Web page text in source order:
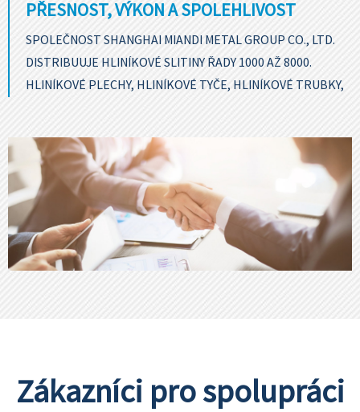
PŘESNOST, VÝKON A SPOLEHLIVOST
SPOLEČNOST SHANGHAI MIANDI METAL GROUP CO., LTD.
DISTRIBUUJE HLINÍKOVÉ SLITINY ŘADY 1000 AŽ 8000.
HLINÍKOVÉ PLECHY, HLINÍKOVÉ TYČE, HLINÍKOVÉ TRUBKY,
SPECIALISTU
Zákazníci pro spolupráci